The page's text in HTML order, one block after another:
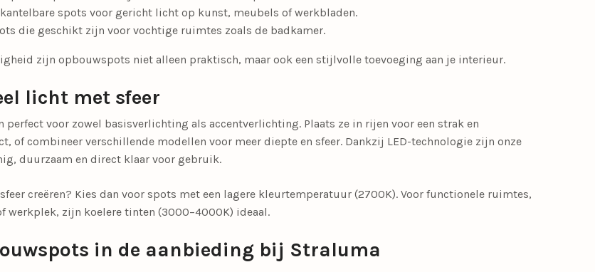
kantelbare spots voor gericht licht op kunst, meubels of werkbladen.
die geschikt zijn voor vochtige ruimtes zoals de badkamer.
zijn opbouwspots niet alleen praktisch, maar ook een stijlvolle toevoeging aan je interieur.
licht met sfeer
perfect voor zowel basisverlichting als accentverlichting. Plaats ze in rijen voor een strak en
of combineer verschillende modellen voor meer diepte en sfeer. Dankzij LED-technologie zijn onze
duurzaam en direct klaar voor gebruik.
creëren? Kies dan voor spots met een lagere kleurtemperatuur (2700K). Voor functionele ruimtes,
werkplek, zijn koelere tinten (3000–4000K) ideaal.
in de aanbieding bij Straluma